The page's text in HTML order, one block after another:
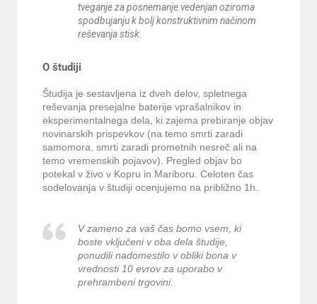
tveganje za posnemanje vedenjan oziroma
spodbujanju k bolj konstruktivnim načinom
reševanja stisk.
O študiji
Študija je sestavljena iz dveh delov, spletnega
reševanja presejalne baterije vprašalnikov in
eksperimentalnega dela, ki zajema prebiranje objav
novinarskih prispevkov (na temo smrti zaradi
samomora, smrti zaradi prometnih nesreč ali na
temo vremenskih pojavov). Pregled objav bo
potekal v živo v Kopru in Mariboru. Celoten čas
sodelovanja v študiji ocenjujemo na približno 1h.
V zameno za vaš čas bomo vsem, ki
boste vključeni v oba dela študije,
ponudili nadomestilo v obliki bona v
vrednosti 10 evrov za uporabo v
prehrambeni trgovini.